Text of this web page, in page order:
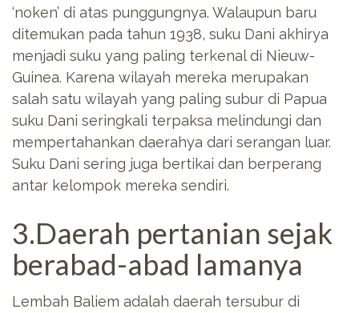
‘noken’ di atas punggungnya. Walaupun baru
ditemukan pada tahun 1938, suku Dani akhirya
menjadi suku yang paling terkenal di Nieuw-
Guinea. Karena wilayah mereka merupakan
salah satu wilayah yang paling subur di Papua
suku Dani seringkali terpaksa melindungi dan
mempertahankan daerahya dari serangan luar.
Suku Dani sering juga bertikai dan berperang
antar kelompok mereka sendiri.
3.Daerah pertanian sejak
berabad-abad lamanya
Lembah Baliem adalah daerah tersubur di